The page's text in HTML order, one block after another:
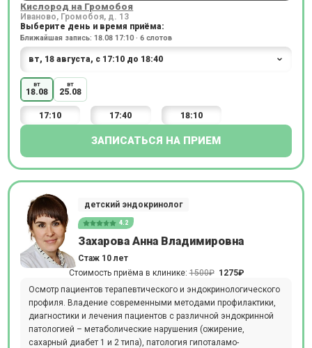
Кислород на Громобоя
Иваново, Громобоя, д. 13
Выберите день и время приёма:
Ближайшая запись: 18.08 17:10 · 6 слотов
вт
18.08
вт
25.08
17:10 17:40 18:10
ЗАПИСАТЬСЯ НА ПРИЕМ
детский эндокринолог
4.2
Захарова Анна Владимировна
Стаж 10 лет
Стоимость приёма в клинике:1500₽ 1275₽
Осмотр пациентов терапевтического и эндокринологического
профиля. Владение современными методами профилактики,
диагностики и лечения пациентов с различной эндокринной
патологией – метаболические нарушения (ожирение,
сахарный диабет 1 и 2 типа), патология гипоталамо-